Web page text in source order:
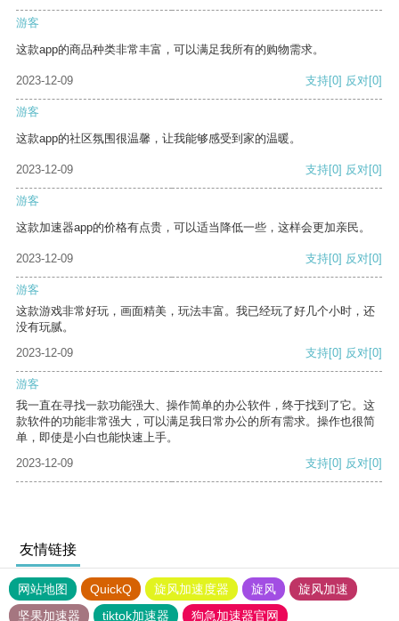
游客
这款app的商品种类非常丰富，可以满足我所有的购物需求。
2023-12-09 支持[0] 反对[0]
游客
这款app的社区氛围很温馨，让我能够感受到家的温暖。
2023-12-09 支持[0] 反对[0]
游客
这款加速器app的价格有点贵，可以适当降低一些，这样会更加亲民。
2023-12-09 支持[0] 反对[0]
游客
这款游戏非常好玩，画面精美，玩法丰富。我已经玩了好几个小时，还
没有玩腻。
2023-12-09
支持[0] 反对[0]
游客
我一直在寻找一款功能强大、操作简单的办公软件，终于找到了它。这
款软件的功能非常强大，可以满足我日常办公的所有需求。操作也很简
单，即使是小白也能快速上手。
2023-12-09
支持[0] 反对[0]
友情链接
网站地图 QuickQ 旋风加速度器 旋风
旋风加速
坚果加速器
tiktok加速器 狗急加速器官网